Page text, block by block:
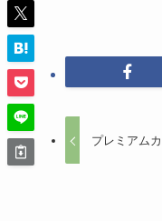
プレミアム